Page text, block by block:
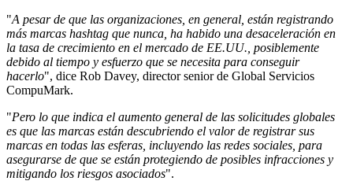
"A pesar de que las organizaciones, en general, están registrando
más marcas hashtag que nunca, ha habido una desaceleración en
la tasa de crecimiento en el mercado de EE.UU., posiblemente
debido al tiempo y esfuerzo que se necesita para conseguir
hacerlo", dice Rob Davey, director senior de Global Servicios
CompuMark.
"Pero lo que indica el aumento general de las solicitudes globales
es que las marcas están descubriendo el valor de registrar sus
marcas en todas las esferas, incluyendo las redes sociales, para
asegurarse de que se están protegiendo de posibles infracciones y
mitigando los riesgos asociados".